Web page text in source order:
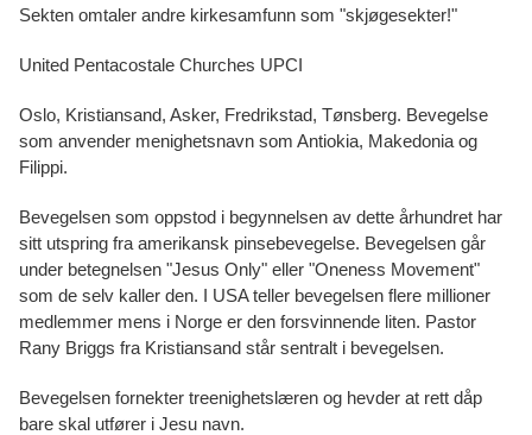
Sekten omtaler andre kirkesamfunn som "skjøgesekter!"
United Pentacostale Churches UPCI
Oslo, Kristiansand, Asker, Fredrikstad, Tønsberg. Bevegelse
som anvender menighetsnavn som Antiokia, Makedonia og
Filippi.
Bevegelsen som oppstod i begynnelsen av dette århundret har
sitt utspring fra amerikansk pinsebevegelse. Bevegelsen går
under betegnelsen "Jesus Only" eller "Oneness Movement"
som de selv kaller den. I USA teller bevegelsen flere millioner
medlemmer mens i Norge er den forsvinnende liten. Pastor
Rany Briggs fra Kristiansand står sentralt i bevegelsen.
Bevegelsen fornekter treenighetslæren og hevder at rett dåp
bare skal utfører i Jesu navn.